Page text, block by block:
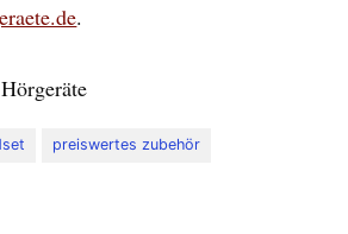
.
preiswertes zubehör